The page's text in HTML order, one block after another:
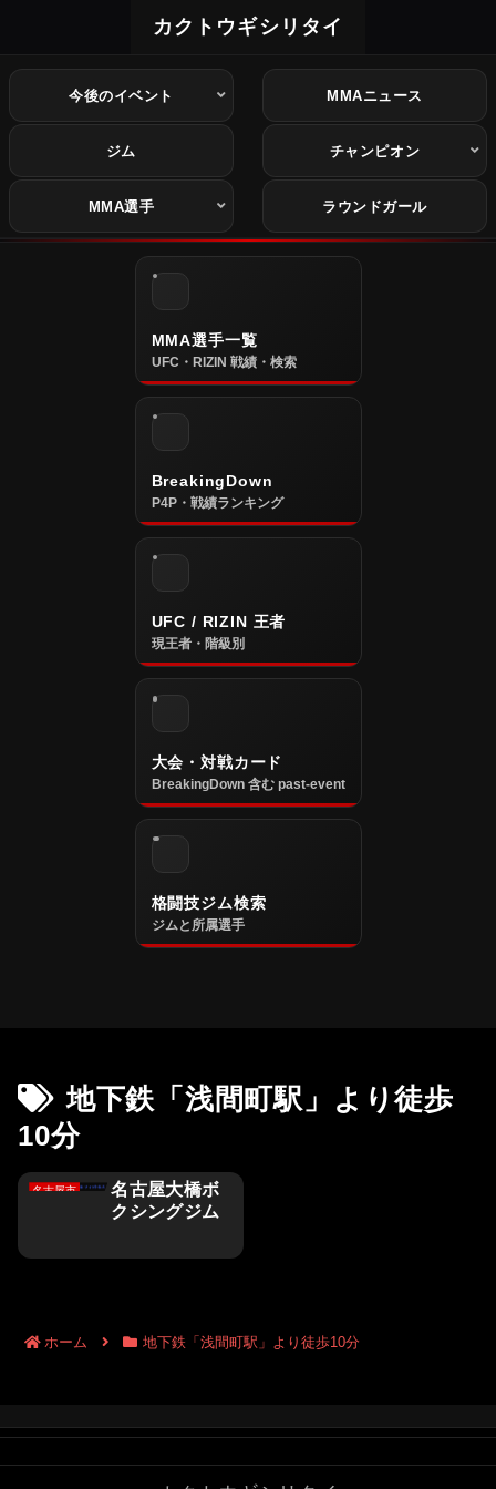
カクトウギシリタイ
今後のイベント MMAニュース
ジム チャンピオン
MMA選手 ラウンドガール
MMA選手一覧
UFC・RIZIN 戦績・検索
BreakingDown
P4P・戦績ランキング
UFC / RIZIN 王者
現王者・階級別
大会・対戦カード
BreakingDown 含む past-event
格闘技ジム検索
ジムと所属選手
地下鉄「浅間町駅」より徒歩
10分
名古屋市
名古屋大橋ボ
クシングジム
ホーム 地下鉄「浅間町駅」より徒歩10分